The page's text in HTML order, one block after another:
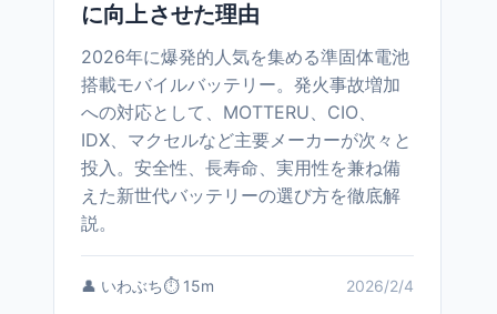
に向上させた理由
2026年に爆発的人気を集める準固体電池
搭載モバイルバッテリー。発火事故増加
への対応として、MOTTERU、CIO、
IDX、マクセルなど主要メーカーが次々と
投入。安全性、長寿命、実用性を兼ね備
えた新世代バッテリーの選び方を徹底解
説。
👤 いわぶち⏱️ 15m 2026/2/4